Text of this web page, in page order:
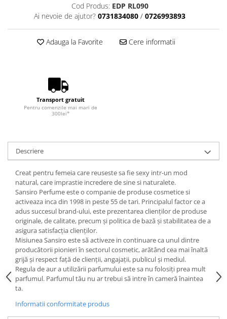
Cod Produs: EDP RL090
Ai nevoie de ajutor? 0731834080 / 0726993893
Adauga la Favorite Cere informatii
Transport gratuit
Pentru comenzile mai mari de
300lei*
Descriere
Creat pentru femeia care reuseste sa fie sexy intr-un mod
natural, care imprastie incredere de sine si naturalete.
Sansiro Perfume este o companie de produse cosmetice si
activeaza inca din 1998 in peste 55 de tari. Principalul factor ce a
adus succesul brand-ului, este prezentarea clienților de produse
originale, de calitate, precum și politica de bază și stabilitatea de a
asigura satisfacția clienților.
Misiunea Sansiro este să activeze in continuare ca unul dintre
producătorii pionieri în sectorul cosmetic, arătând cea mai înaltă
grijă și respect față de clienții, angajații, publicul și mediul.
Regula de aur a utilizării parfumului este sa nu folosiți prea mult
parfumul. Parfumul tău nu ar trebui să intre în cameră înaintea
ta.
Informatii conformitate produs